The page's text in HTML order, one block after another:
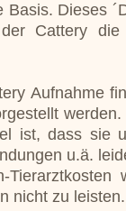
Dieses
Cattery die
Aufnahme
ist, dass sie
u.ä.
nicht zu leisten.